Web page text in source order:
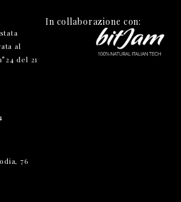
al
del 21
76
In collaborazione con: